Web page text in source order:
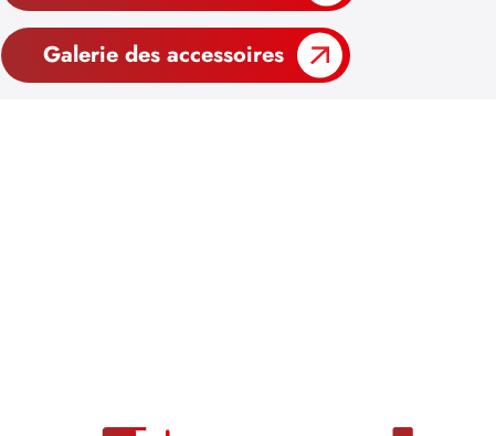
Galerie des accessoires